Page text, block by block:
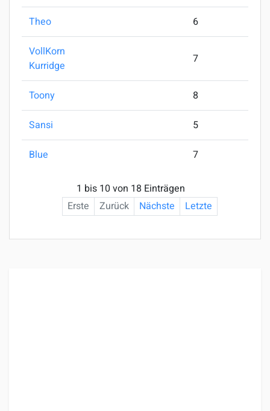
Theo 6
VollKorn
Kurridge
7
Toony 8
Sansi 5
Blue 7
1 bis 10 von 18 Einträgen
Erste
Zurück Nächste Letzte